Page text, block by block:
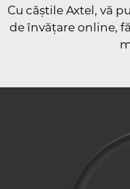
Cu căștile Axtel, vă
de învățare online,